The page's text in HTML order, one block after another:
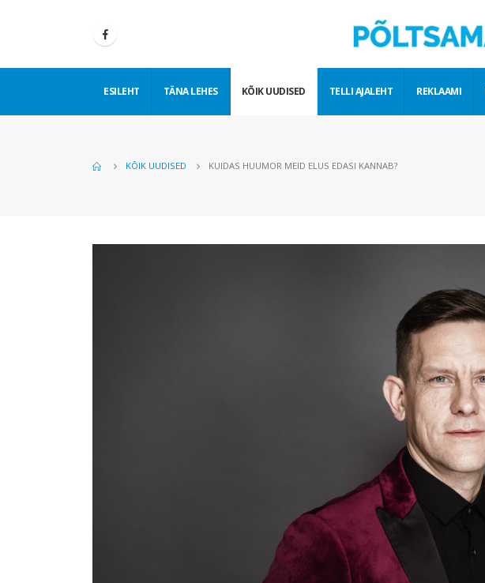
ESILEHT TÄNA LEHES KÕIK UUDISED TELLI AJALEHT REKLAAMI
KÕIK UUDISED KUIDAS HUUMOR MEID ELUS EDASI KANNAB?